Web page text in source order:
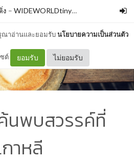
ณาอ่านและยอมรับนโยบายความเป็นส่วนตัว
ซต์ ยอมรับ ไม่ยอมรับ
ง – WIDEWORLDtinyme
นพบสวรรค์ที่
กาหลี